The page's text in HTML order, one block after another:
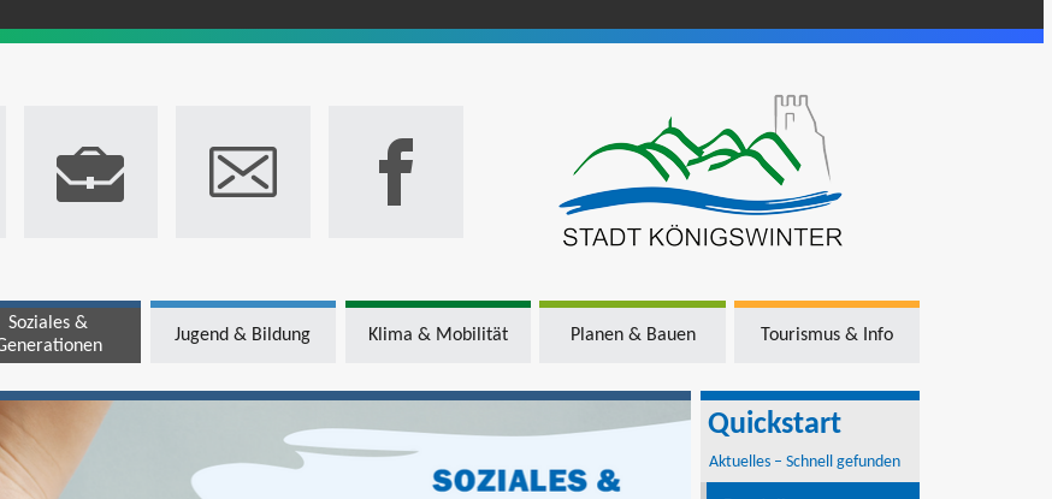
Soziales &
Jugend & Bildung Klima & Mobilität Planen & Bauen Tourismus & Info
Quickstart
Aktuelles – Schnell gefunden